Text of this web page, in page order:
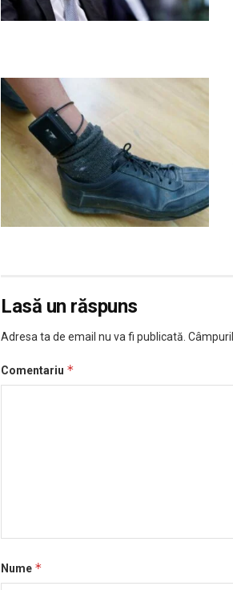
Lasă un răspuns
Adresa ta de email nu va fi publicată.
Comentariu *
Nume *